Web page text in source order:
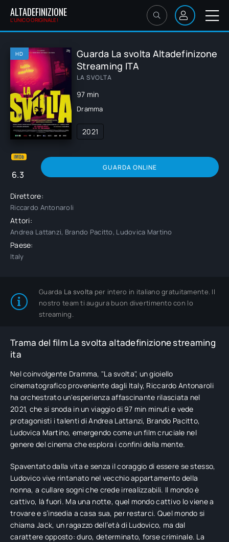
ALTADEFINIZIONE
L'UNICO ORIGINALE!
HD
Guarda La svolta Altadefinizone
Streaming ITA
LA SVOLTA
97 min
Dramma
2021
6.3
GUARDA ONLINE
Direttore:
Riccardo Antonaroli
Attori:
Andrea Lattanzi, Brando Pacitto, Ludovica Martino
Paese:
Italy
Guarda La svolta per intero in italiano gratuitamente. Il
nostro team ti augura buon divertimento con lo
streaming.
Trama del film La svolta altadefinizione streaming
ita
Nel coinvolgente Dramma, "La svolta", un gioiello
cinematografico proveniente dagli Italy, Riccardo Antonaroli
ha orchestrato un'esperienza affascinante rilasciata nel
2021, che si snoda in un viaggio di 97 min minuti e vede
protagonisti i talenti di Andrea Lattanzi, Brando Pacitto,
Ludovica Martino, emergendo come un film cruciale nel
genere del cinema che esplora i confini della mente.
Spaventato dalla vita e senza il coraggio di essere se stesso,
Ludovico vive rintanato nel vecchio appartamento della
nonna, a cullare sogni che crede irrealizzabili. Il mondo è
cattivo, là fuori. Ma una notte, quel mondo cattivo lo viene a
trovare e s’insedia a casa sua, per restarci. Quel mondo si
chiama Jack, un ragazzo dell’età di Ludovico, ma dal
carattere opposto: duro, determinato, forse criminale. La